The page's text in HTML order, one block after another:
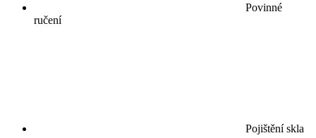
Povinné
ručení
Pojištění skla